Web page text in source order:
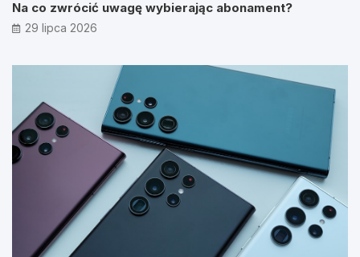
Na co zwrócić uwagę wybierając abonament?
29 lipca 2026